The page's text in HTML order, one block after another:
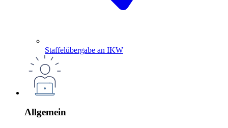
Staffelübergabe an IKW
Allgemein